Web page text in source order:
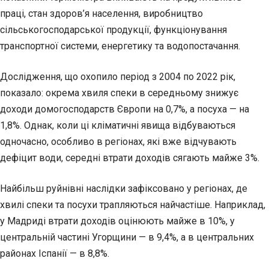
праці, стан здоров’я населення, виробництво
сільськогосподарської продукції, функціонування
транспортної системи, енергетику та водопостачання.
Дослідження, що охопило період з 2004 по 2022 рік,
показало: окрема хвиля спеки в середньому знижує
доходи домогосподарств Європи на 0,7%, а посуха — на
1,8%. Однак, коли ці кліматичні явища відбуваються
одночасно, особливо в регіонах, які вже відчувають
дефіцит води, середні втрати доходів сягають майже 3%.
Найбільш руйнівні наслідки зафіксовано у регіонах, де
хвилі спеки та посухи трапляються найчастіше. Наприклад,
у Мадриді втрати доходів оцінюють майже в 10%, у
центральній частині Угорщини — в 9,4%, а в центральних
районах Іспанії — в 8,8%.